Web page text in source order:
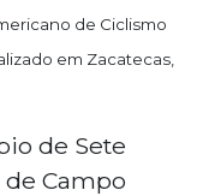
de Ciclismo
em Zacatecas,
de Sete
de Campo